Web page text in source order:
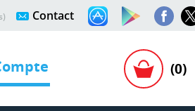
Contact
(0)